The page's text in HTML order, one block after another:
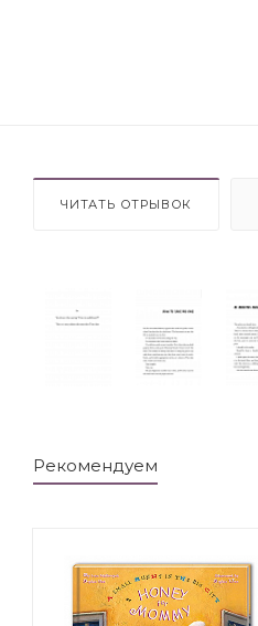
ЧИТАТЬ ОТРЫВОК
Рекомендуем